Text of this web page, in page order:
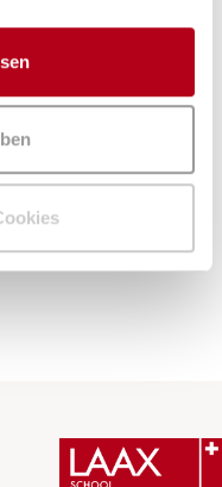
Auf über 3000
und
Blick auf das Tal